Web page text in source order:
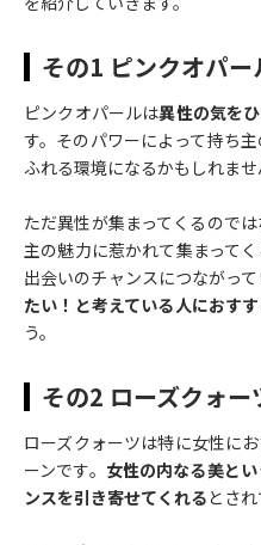
その1 ピンクオパー
ピンクオパールは異性の気を
す。そのパワーによって持ち
ふれる環境になるかもしれませ
ただ異性が集まってくるので
主の魅力に惹かれて集まって
出会いのチャンスにつながっ
たい！と考えている人におす
う。
その2 ローズクォー
ローズクォーツは特に女性に
ーンです。 女性の内なる美と
ンスを引き寄せてくれるとされ